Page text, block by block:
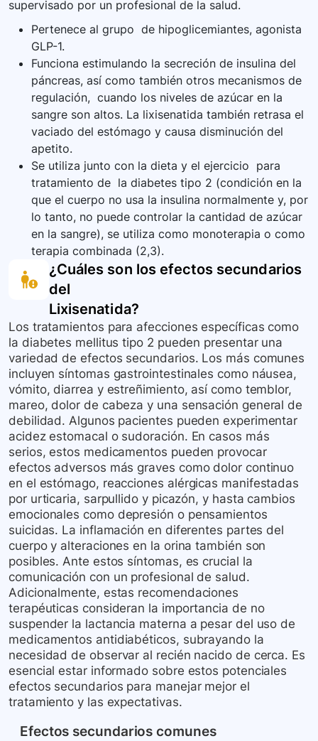
relación a la dieta y ejercicio.
supervisado por un profesional de la salud.
Pertenece al grupo de hipoglicemiantes, agonista
GLP-1.
Funciona estimulando la secreción de insulina del
páncreas, así como también otros mecanismos de
regulación, cuando los niveles de azúcar en la
sangre son altos. La lixisenatida también retrasa el
vaciado del estómago y causa disminución del
apetito.
Se utiliza junto con la dieta y el ejercicio para
tratamiento de la diabetes tipo 2 (condición en la
que el cuerpo no usa la insulina normalmente y, por
lo tanto, no puede controlar la cantidad de azúcar
en la sangre), se utiliza como monoterapia o como
terapia combinada (2,3).
¿Cuáles son los efectos secundarios
del
Lixisenatida?
Los tratamientos para afecciones específicas como
la diabetes mellitus tipo 2 pueden presentar una
variedad de efectos secundarios. Los más comunes
incluyen síntomas gastrointestinales como náusea,
vómito, diarrea y estreñimiento, así como temblor,
mareo, dolor de cabeza y una sensación general de
debilidad. Algunos pacientes pueden experimentar
acidez estomacal o sudoración. En casos más
serios, estos medicamentos pueden provocar
efectos adversos más graves como dolor continuo
en el estómago, reacciones alérgicas manifestadas
por urticaria, sarpullido y picazón, y hasta cambios
emocionales como depresión o pensamientos
suicidas. La inflamación en diferentes partes del
cuerpo y alteraciones en la orina también son
posibles. Ante estos síntomas, es crucial la
comunicación con un profesional de salud.
Adicionalmente, estas recomendaciones
terapéuticas consideran la importancia de no
suspender la lactancia materna a pesar del uso de
medicamentos antidiabéticos, subrayando la
necesidad de observar al recién nacido de cerca. Es
esencial estar informado sobre estos potenciales
efectos secundarios para manejar mejor el
tratamiento y las expectativas.
Efectos secundarios comunes